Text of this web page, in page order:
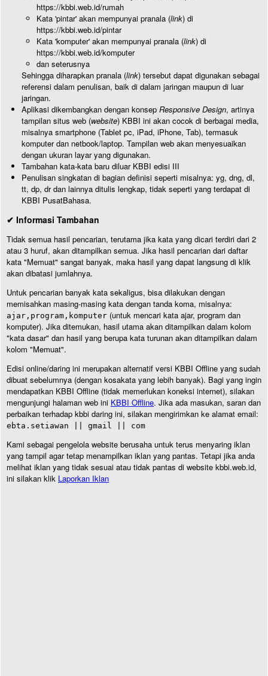
https://kbbi.web.id/rumah
Kata 'pintar' akan mempunyai pranala (link) di
https://kbbi.web.id/pintar
Kata 'komputer' akan mempunyai pranala (link) di
https://kbbi.web.id/komputer
dan seterusnya
Sehingga diharapkan pranala (link) tersebut dapat digunakan sebagai
referensi dalam penulisan, baik di dalam jaringan maupun di luar
jaringan.
Aplikasi dikembangkan dengan konsep Responsive Design, artinya
tampilan situs web (website) KBBI ini akan cocok di berbagai media,
misalnya smartphone (Tablet pc, iPad, iPhone, Tab), termasuk
komputer dan netbook/laptop. Tampilan web akan menyesuaikan
dengan ukuran layar yang digunakan.
Tambahan kata-kata baru diluar KBBI edisi III
Penulisan singkatan di bagian definisi seperti misalnya: yg, dng, dl,
tt, dp, dr dan lainnya ditulis lengkap, tidak seperti yang terdapat di
KBBI PusatBahasa.
✔ Informasi Tambahan
Tidak semua hasil pencarian, terutama jika kata yang dicari terdiri dari 2
atau 3 huruf, akan ditampilkan semua. Jika hasil pencarian dari daftar
kata "Memuat" sangat banyak, maka hasil yang dapat langsung di klik
akan dibatasi jumlahnya.
Untuk pencarian banyak kata sekaligus, bisa dilakukan dengan
memisahkan masing-masing kata dengan tanda koma, misalnya:
ajar,program,komputer (untuk mencari kata ajar, program dan
komputer). Jika ditemukan, hasil utama akan ditampilkan dalam kolom
"kata dasar" dan hasil yang berupa kata turunan akan ditampilkan dalam
kolom "Memuat".
Edisi online/daring ini merupakan alternatif versi KBBI Offline yang sudah
dibuat sebelumnya (dengan kosakata yang lebih banyak). Bagi yang ingin
mendapatkan KBBI Offline (tidak memerlukan koneksi internet), silakan
mengunjungi halaman web ini KBBI Offline. Jika ada masukan, saran dan
perbaikan terhadap kbbi daring ini, silakan mengirimkan ke alamat email:
ebta.setiawan || gmail || com
Kami sebagai pengelola website berusaha untuk terus menyaring iklan
yang tampil agar tetap menampilkan iklan yang pantas. Tetapi jika anda
melihat iklan yang tidak sesuai atau tidak pantas di website kbbi.web.id,
ini silakan klik Laporkan Iklan